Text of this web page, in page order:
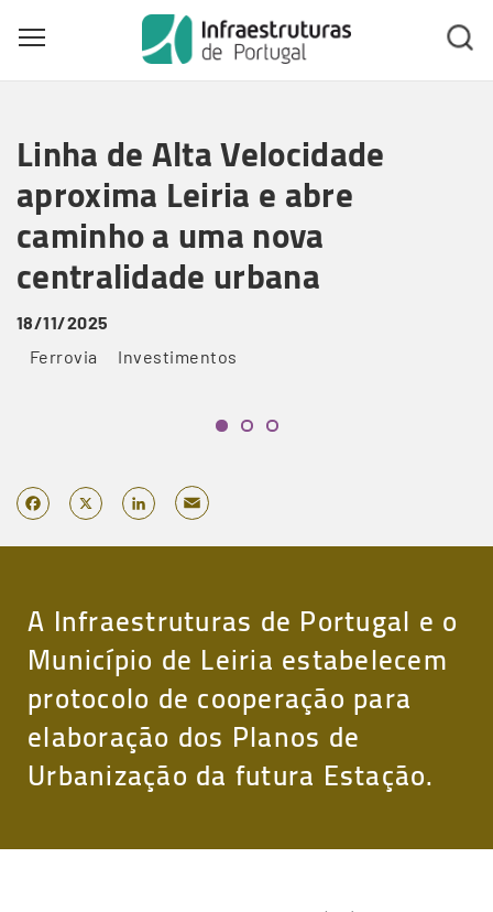
main
content
Toggle main menu visibility
Linha de Alta Velocidade
aproxima Leiria e abre
caminho a uma nova
centralidade urbana
18/11/2025
Ferrovia
Investimentos
Facebook
X LinkedIn
A Infraestruturas de Portugal e o
Município de Leiria estabelecem
protocolo de cooperação para
elaboração dos Planos de
Urbanização da futura Estação.